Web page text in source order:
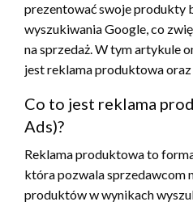
prezentować swoje produkty
wyszukiwania Google, co
na sprzedaż. W tym artykule
jest reklama produktowa
Co to jest reklama
Ads)?
Reklama produktowa to
która pozwala sprzedawcom
produktów w wynikach